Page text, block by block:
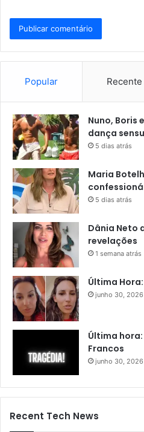
Popular Recente
Nuno, Boris
dança
5 dias atrás
Maria
5 dias atrás
Dânia Neto
revelações
1 semana atrás
Última
junho 30, 2026
Última
Francos
junho 30, 2026
Recent Tech News